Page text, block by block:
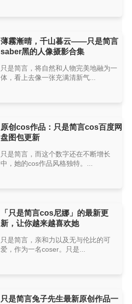
薄霧漸晴，千山暮云——只是简言
saber黑的人像摄影合集
只是简言，将自然和人物完美地融为一
体，看上去像一张充满清新气...
原创cos作品：只是简言cos百度网
盘图包更新
只是简言，而这个数字还在不断增长
中，她的cos作品风格独特。...
「只是简言cos尼娜」的最新更
新，让你越来越喜欢她
只是简言，亲和力以及无与伦比的可
爱，作为一名coser。只是...
只是简言兔子先生最新原创作品一